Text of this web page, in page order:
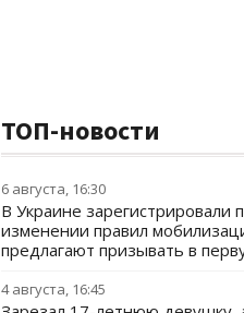
ТОП-новости
6 августа, 16:30
В Украине зарегистрировали
изменении правил
предлагают призывать в
4 августа, 16:45